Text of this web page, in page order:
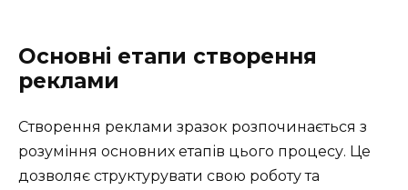
Основні етапи створення
реклами
Створення реклами зразок розпочинається з
розуміння основних етапів цього процесу. Це
дозволяє структурувати свою роботу та